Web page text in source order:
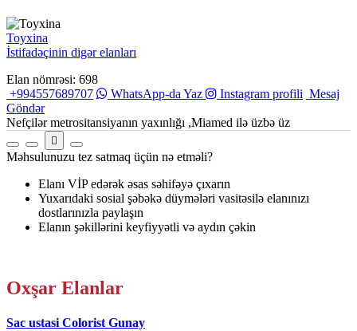
Toyxina
İstifadəçinin digər elanları
Elan nömrəsi: 698
+994557689707
WhatsApp-da Yaz Instagram profili Mesaj
Göndər
Nefçilər metrositansiyanın yaxınlığı ,Miamed ilə üzbə üz
Məhsulunuzu tez satmaq üçün nə etməli?
Elanı VİP edərək əsas səhifəyə çıxarın
Yuxarıdaki sosial şəbəkə düymələri vasitəsilə elanınızı
dostlarınızla paylaşın
Elanın şəkillərini keyfiyyətli və aydın çəkin
Oxşar Elanlar
Sac ustasi Colorist Gunay